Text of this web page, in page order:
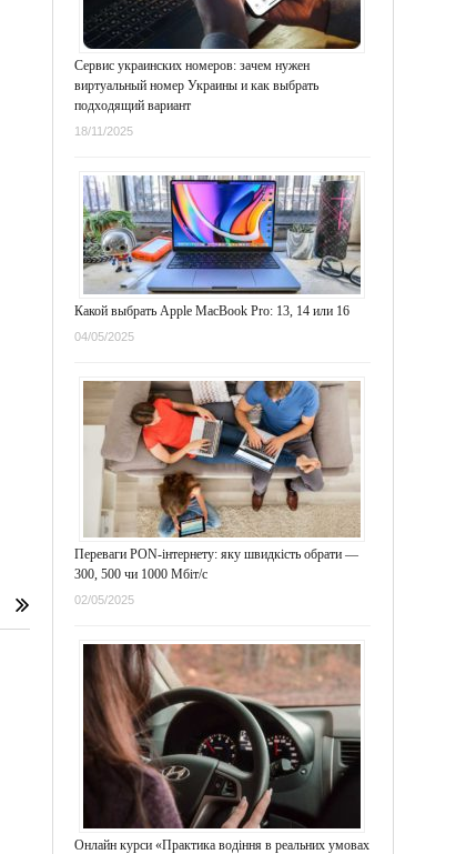
Сервис украинских номеров: зачем нужен
виртуальный номер Украины и как выбрать
подходящий вариант
18/11/2025
Какой выбрать Apple MacBook Pro: 13, 14 или 16
04/05/2025
Переваги PON-інтернету: яку швидкість обрати —
300, 500 чи 1000 Мбіт/с
02/05/2025
Онлайн курси «Практика водіння в реальних умовах